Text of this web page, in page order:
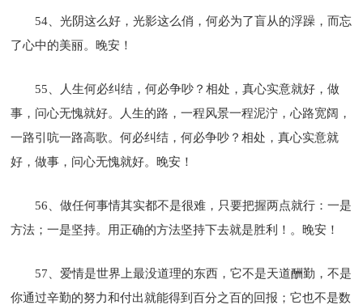
54、光阴这么好，光影这么俏，何必为了盲从的浮躁，而忘
了心中的美丽。晚安！
55、人生何必纠结，何必争吵？相处，真心实意就好，做
事，问心无愧就好。人生的路，一程风景一程泥泞，心路宽阔，
一路引吭一路高歌。何必纠结，何必争吵？相处，真心实意就
好，做事，问心无愧就好。晚安！
56、做任何事情其实都不是很难，只要把握两点就行：一是
方法；一是坚持。用正确的方法坚持下去就是胜利！。晚安！
57、爱情是世界上最没道理的东西，它不是天道酬勤，不是
你通过辛勤的努力和付出就能得到百分之百的回报；它也不是数